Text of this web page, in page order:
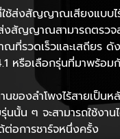
ที่ใช้ส่งสัญญาณเสียงแบ
ส่งสัญญาณสามารถตรว
วดเร็วและเสถียร ดัง
หรือเลือกรุ่นที่มาพร้อ
ของลำโพงไร้สายเป็น
น ๆ จะสามารถใช้งาน
ต่อการชาร์จหนึ่งครั้ง